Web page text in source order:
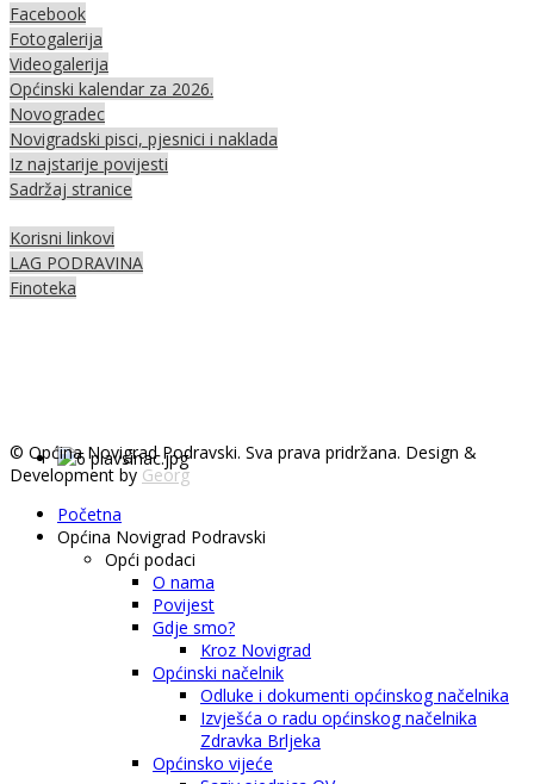
Facebook
Fotogalerija
Videogalerija
Općinski kalendar za 2026.
Novogradec
Novigradski pisci, pjesnici i naklada
Iz najstarije povijesti
Sadržaj stranice
Korisni linkovi
LAG PODRAVINA
Finoteka
© Općina Novigrad Podravski. Sva prava pridržana. Design &
Development by Georg
Početna
Općina Novigrad Podravski
Opći podaci
O nama
Povijest
Gdje smo?
Kroz Novigrad
Općinski načelnik
Odluke i dokumenti općinskog načelnika
Izvješća o radu općinskog načelnika
Zdravka Brljeka
Općinsko vijeće